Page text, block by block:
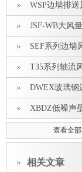
WSP边墙排送
JSF-WB大风
SEF系列边墙
T35系列轴流
DWEX玻璃钢
XBDZ低噪声
查看全
相关文章